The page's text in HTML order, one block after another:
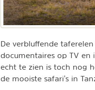
De verbluffende
documentaires op TV
echt te zien is toch nog
de mooiste safari's in